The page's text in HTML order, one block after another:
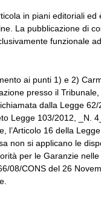
in piani editoriali ed
La pubblicazione di
funzionale
ai punti 1) e 2)
presso il
dalla Legge
Legge 103/2012, _N.
l’Articolo 16 della
non si applicano le
per le Garanzie nelle
08/CONS del 26